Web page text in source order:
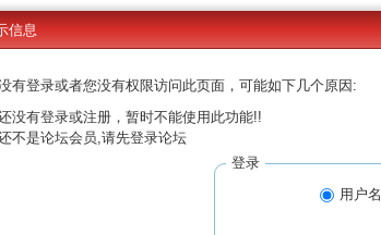
信息
有登录或者您没有权限访问此页面，可能如下几个原因:
没有登录或注册，暂时不能使用此功能!!
不是论坛会员,请先登录论坛
登录
用户名